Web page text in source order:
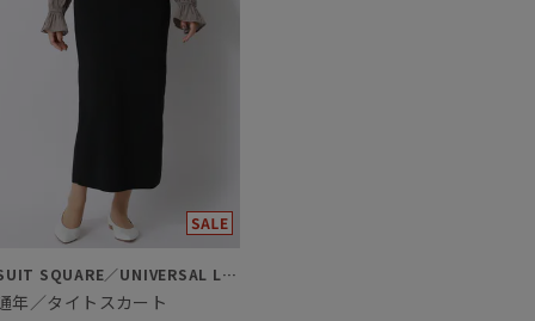
SUIT SQUARE／UNIVERSAL LANGUAGE／WHITE
年／タイトスカート